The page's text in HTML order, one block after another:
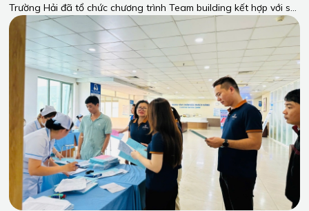
Trường Hải đã tổ chức chương trình Team building kết hợp với sự
kiện kỷ niệm 13 năm ngày thành lập công ty tại Phú Quốc - một
trong những hòn đảo xinh đẹp và nổi tiếng nhất Việt Nam.
Chuyến đi đã mang đến nhiều trải nghiệm đáng nhớ và đầy ý
nghĩa cho toàn thể nhân viên.